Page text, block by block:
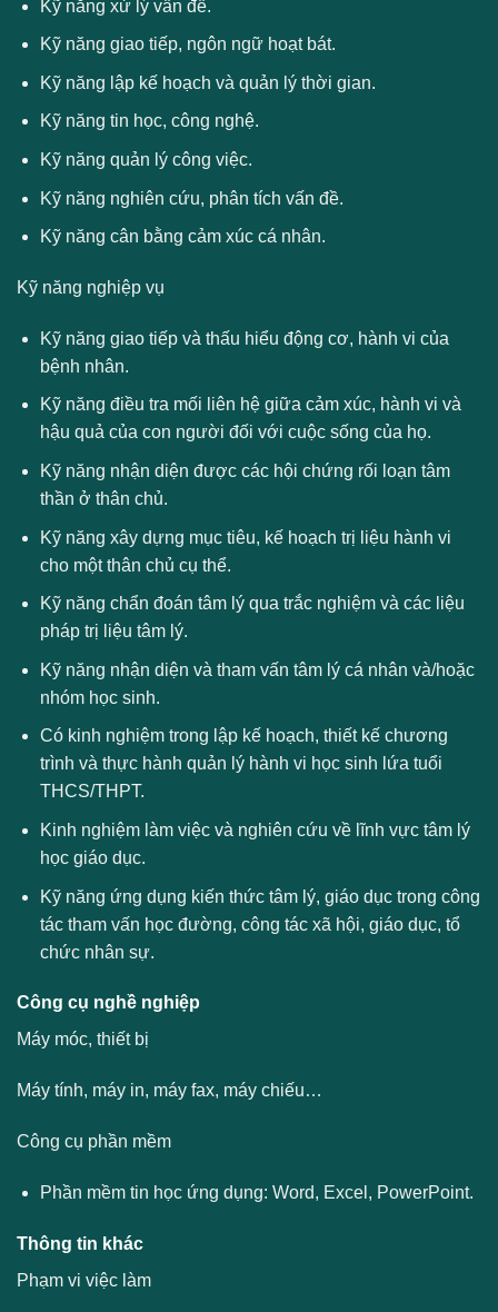
Kỹ năng xử lý vấn đề.
Kỹ năng giao tiếp, ngôn ngữ hoạt bát.
Kỹ năng lập kế hoạch và quản lý thời gian.
Kỹ năng tin học, công nghệ.
Kỹ năng quản lý công việc.
Kỹ năng nghiên cứu, phân tích vấn đề.
Kỹ năng cân bằng cảm xúc cá nhân.
Kỹ năng nghiệp vụ
Kỹ năng giao tiếp và thấu hiểu động cơ, hành vi của
bệnh nhân.
Kỹ năng điều tra mối liên hệ giữa cảm xúc, hành vi và
hậu quả của con người đối với cuộc sống của họ.
Kỹ năng nhận diện được các hội chứng rối loạn tâm
thần ở thân chủ.
Kỹ năng xây dựng mục tiêu, kế hoạch trị liệu hành vi
cho một thân chủ cụ thể.
Kỹ năng chẩn đoán tâm lý qua trắc nghiệm và các liệu
pháp trị liệu tâm lý.
Kỹ năng nhận diện và tham vấn tâm lý cá nhân và/hoặc
nhóm học sinh.
Có kinh nghiệm trong lập kế hoạch, thiết kế chương
trình và thực hành quản lý hành vi học sinh lứa tuổi
THCS/THPT.
Kinh nghiệm làm việc và nghiên cứu về lĩnh vực tâm lý
học giáo dục.
Kỹ năng ứng dụng kiến thức tâm lý, giáo dục trong công
tác tham vấn học đường, công tác xã hội, giáo dục, tổ
chức nhân sự.
Công cụ nghề nghiệp
Máy móc, thiết bị
Máy tính, máy in, máy fax, máy chiếu…
Công cụ phần mềm
Phần mềm tin học ứng dụng: Word, Excel, PowerPoint.
Thông tin khác
Phạm vi việc làm